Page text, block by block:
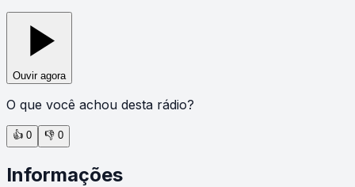
Ouvir agora
O que você achou desta rádio?
👍 0 👎 0
Informações